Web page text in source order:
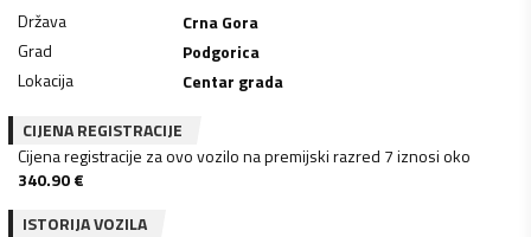
Država
Crna Gora
Grad
Podgorica
Lokacija
Centar grada
CIJENA REGISTRACIJE
Cijena registracije za ovo vozilo na premijski razred 7 iznosi oko
340.90€
ISTORIJA VOZILA